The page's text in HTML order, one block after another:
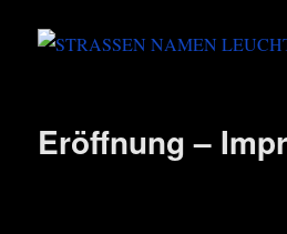
Eröffnung –